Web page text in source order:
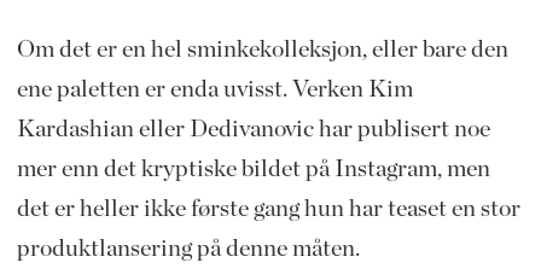
Om det er en hel sminkekolleksjon, eller bare den
ene paletten er enda uvisst. Verken Kim
Kardashian eller Dedivanovic har publisert noe
mer enn det kryptiske bildet på Instagram, men
det er heller ikke første gang hun har teaset en stor
produktlansering på denne måten.